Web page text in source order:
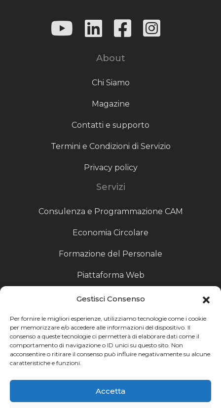
Gestisci Consenso
Per fornire le migliori esperienze, utilizziamo tecnologie come i cookie
per memorizzare e/o accedere alle informazioni del dispositivo. Il
consenso a queste tecnologie ci permetterà di elaborare dati come il
comportamento di navigazione o ID unici su questo sito. Non
acconsentire o ritirare il consenso può influire negativamente su alcune
caratteristiche e funzioni.
Accetta
About
Chi Siamo
Magazine
Contatti e supporto
Termini e Condizioni di Servizio
Privacy policy
Servizi
Consulenza e Programmazione CAM
Economia Circolare
Formazione del Personale
Piattaforma Web
Scouting fornitori
Produzione Particolari
Raccoglitori di Fine Linea
Ricerca
Ricerca avanzata
Catalogo fornitori